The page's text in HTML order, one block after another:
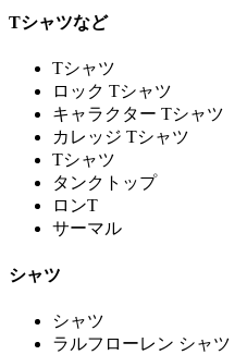
Tシャツなど
Tシャツ
ロック Tシャツ
キャラクター Tシャツ
カレッジ Tシャツ
Tシャツ
タンクトップ
ロンT
サーマル
シャツ
シャツ
ラルフローレン シャツ